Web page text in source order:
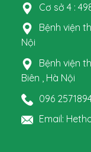
Cơ sở 4 :
Bệnh viện
Nội
Bệnh viện
Biên , Hà Nội
096
Email: